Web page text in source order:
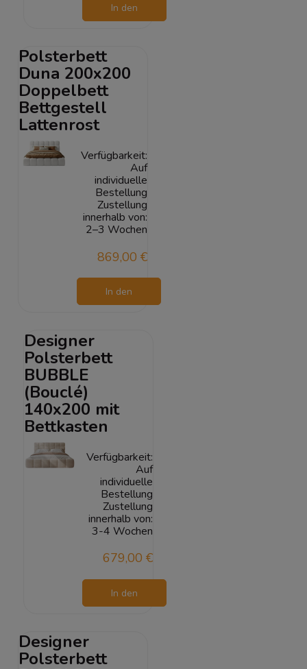
In den
Polsterbett
Duna 200x200
Doppelbett
Bettgestell
Lattenrost
Verfügbarkeit:
Auf
individuelle
Bestellung
Zustellung
innerhalb von:
2–3 Wochen
869,00 €
In den
Designer
Polsterbett
BUBBLE
(Bouclé)
140x200 mit
Bettkasten
Verfügbarkeit:
Auf
individuelle
Bestellung
Zustellung
innerhalb von:
3-4 Wochen
679,00 €
In den
Designer
Polsterbett